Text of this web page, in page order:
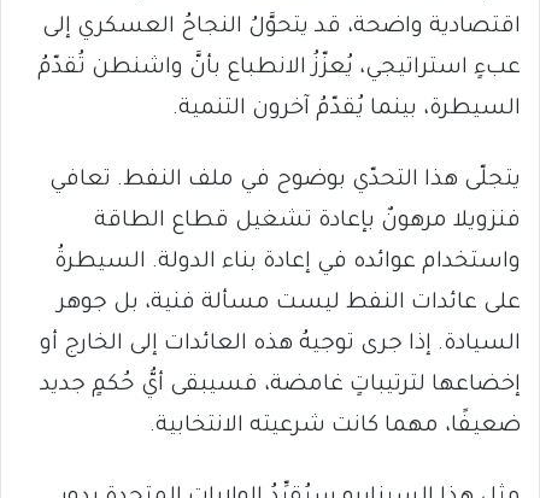
اقتصادية واضحة، قد يتحوَّلُ النجاحُ العسكري إلى
عبءٍ استراتيجي، يُعزّزُ الانطباع بأنَّ واشنطن تُقدّمُ
السيطرة، بينما يُقدّمُ آخرون التنمية.
يتجلّى هذا التحدّي بوضوح في ملف النفط. تعافي
فنزويلا مرهونٌ بإعادة تشغيل قطاع الطاقة
واستخدام عوائده في إعادة بناء الدولة. السيطرةُ
على عائدات النفط ليست مسألة فنية، بل جوهر
السيادة. إذا جرى توجيهُ هذه العائدات إلى الخارج أو
إخضاعها لترتيباتٍ غامضة، فسيبقى أيُّ حُكمٍ جديد
ضعيفًا، مهما كانت شرعيته الانتخابية.